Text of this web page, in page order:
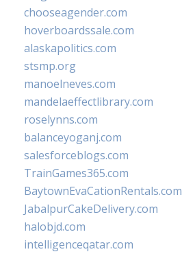
chooseagender.com
hoverboardssale.com
alaskapolitics.com
stsmp.org
manoelneves.com
mandelaeffectlibrary.com
roselynns.com
balanceyoganj.com
salesforceblogs.com
TrainGames365.com
BaytownEvaCationRentals.com
JabalpurCakeDelivery.com
halobjd.com
intelligenceqatar.com